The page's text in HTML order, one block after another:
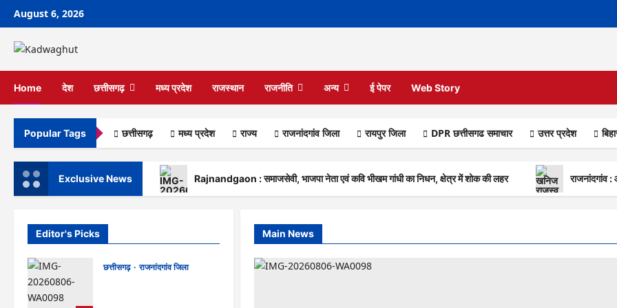
Skip
content
August 6, 2026
Home देश छत्तीसगढ़ मध्य प्रदेश राजस्थान राजनीति अन्य ई पेपर Web Story
Popular Tags छत्तीसगढ़ मध्य प्रदेश राज्‍य राजनांदगांव जिला रायपुर जिला DPR छत्तीसगढ समाचार उत्तर प्रदेश
Exclusive News Rajnandgaon : समाजसेवी, भाजपा नेता एवं कवि भीखम गांधी का निधन, क्षेत्र में शोक की लहर राजनांदगांव :
Editor's Picks
छत्तीसगढ़
राजनांदगांव जिला
Main News